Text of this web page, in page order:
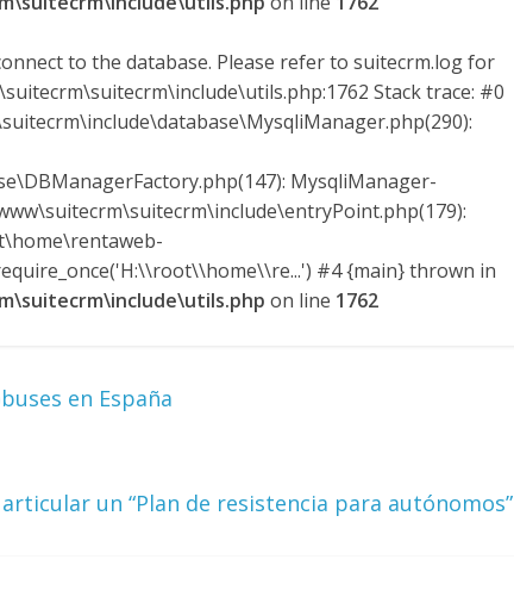
to the database. Please refer to suitecrm.log for
Stack trace: #0
MysqliManager-
#4 {main} thrown in
on line 1762
en España
un “Plan de resistencia para autónomos”